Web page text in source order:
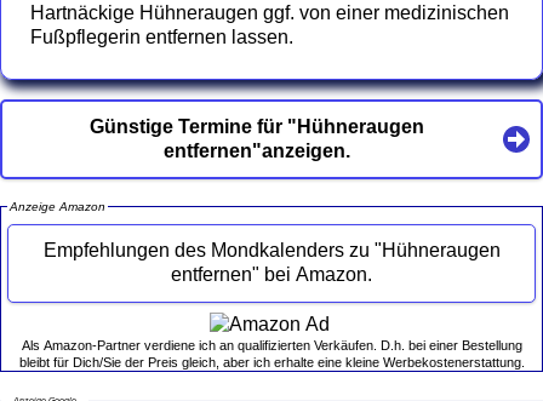
Hartnäckige Hühneraugen ggf. von einer medizinischen
Fußpflegerin entfernen lassen.
Günstige Termine für "Hühneraugen
entfernen"anzeigen.
Anzeige Amazon
Empfehlungen des Mondkalenders zu "Hühneraugen
entfernen" bei Amazon.
Als Amazon-Partner verdiene ich an qualifizierten Verkäufen. D.h. bei einer Bestellung
bleibt für Dich/Sie der Preis gleich, aber ich erhalte eine kleine Werbekostenerstattung.